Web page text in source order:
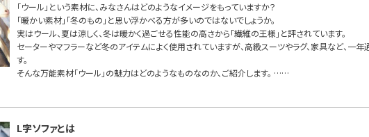
「ウール」という素材に、みなさんはどのようなイメージをもっていますか？
「暖かい素材」「冬のもの」と思い浮かべる方が多いのではないでしょうか。
実はウール、夏は涼しく、冬は暖かく過ごせる性能の高さから「繊維の王様」と評されています。
セーターやマフラーなど冬のアイテムによく使用されていますが、高級スーツやラグ、家具など、一
す。
そんな万能素材「ウール」の魅力はどのようなものなのか、ご紹介します。 ……
L字ソファとは